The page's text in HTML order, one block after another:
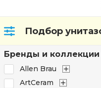
Подбор
Бренды и коллекции
Allen Brau
ArtCeram